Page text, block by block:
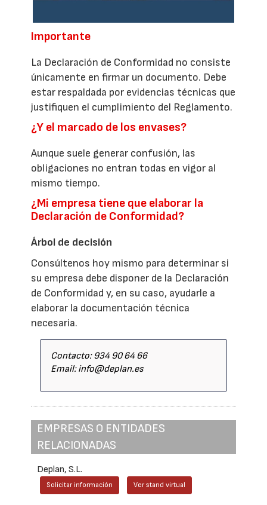
Importante
La Declaración de Conformidad no consiste
únicamente en firmar un documento. Debe
estar respaldada por evidencias técnicas que
justifiquen el cumplimiento del Reglamento.
¿Y el marcado de los envases?
Aunque suele generar confusión, las
obligaciones no entran todas en vigor al
mismo tiempo.
¿Mi empresa tiene que elaborar la
Declaración de Conformidad?
Árbol de decisión
Consúltenos hoy mismo para determinar si
su empresa debe disponer de la Declaración
de Conformidad y, en su caso, ayudarle a
elaborar la documentación técnica
necesaria.
Contacto: 934 90 64 66
Email: info@deplan.es
EMPRESAS O ENTIDADES
RELACIONADAS
Deplan, S.L.
Solicitar información Ver stand virtual